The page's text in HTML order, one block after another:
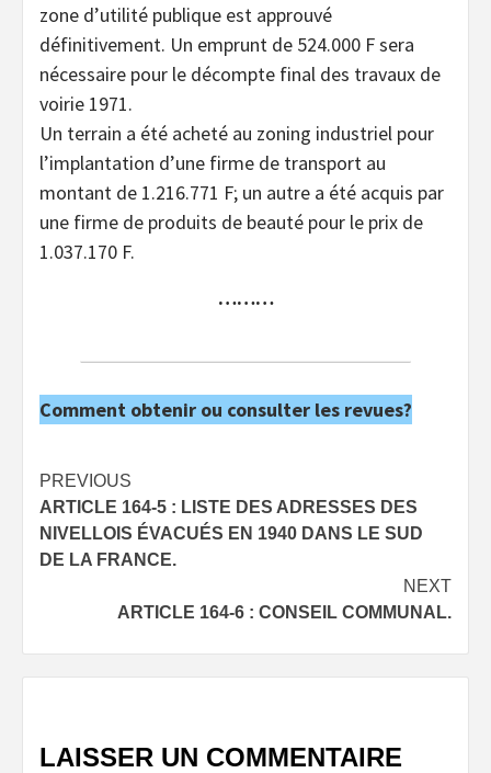
zone d’utilité publique est approuvé
définitivement. Un emprunt de 524.000 F sera
nécessaire pour le décompte final des travaux de
voirie 1971.
Un terrain a été acheté au zoning industriel pour
l’implantation d’une firme de transport au
montant de 1.216.771 F; un autre a été acquis par
une firme de produits de beauté pour le prix de
1.037.170 F.
………
Comment obtenir ou consulter les revues?
Post
navigation
PREVIOUS
ARTICLE 164-5 : LISTE DES ADRESSES DES
NIVELLOIS ÉVACUÉS EN 1940 DANS LE SUD
DE LA FRANCE.
NEXT
ARTICLE 164-6 : CONSEIL COMMUNAL.
LAISSER UN COMMENTAIRE